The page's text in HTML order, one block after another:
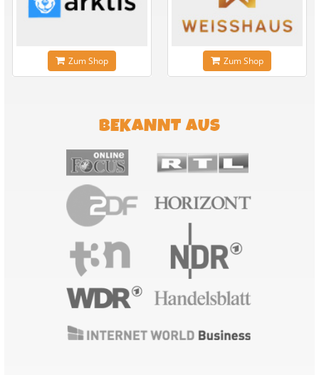
Zum Shop Zum Shop
BEKANNT AUS